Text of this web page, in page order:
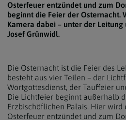
Osterfeuer entzündet und zum
beginnt die Feier der Osternacht.
Kamera dabei – unter der Leitung
Josef Grünwidl.
Die Osternacht ist die Feier des
besteht aus vier Teilen – der
Wortgottesdienst, der Tauffeier
Die Lichtfeier beginnt außerhalb
Erzbischöflichen Palais. Hier wird
Osterfeuer entzündet und zum